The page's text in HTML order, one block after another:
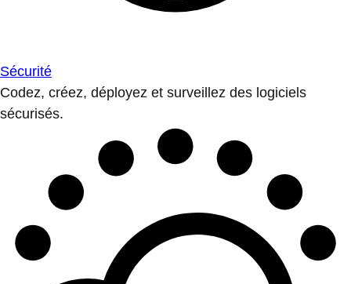
Sécurité
Codez, créez, déployez et surveillez des logiciels
sécurisés.